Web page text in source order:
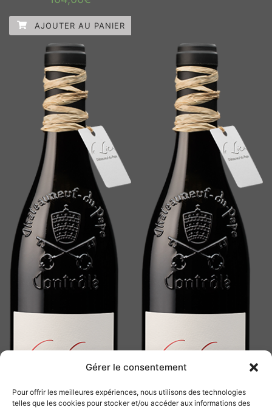
Gérer le consentement
Pour offrir les meilleures expériences, nous utilisons des technologies
telles que les cookies pour stocker et/ou accéder aux informations des
AJOUTER AU PANIER